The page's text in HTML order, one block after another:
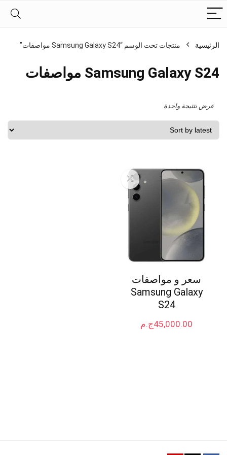
الرئيسية منتجات تحت الوسم “Samsung Galaxy S24 مواصفات”
Samsung Galaxy S24 مواصفات
عرض نتتيجة واحدة
سعر و مواصفات
Samsung Galaxy
S24
ج.م45,000.00